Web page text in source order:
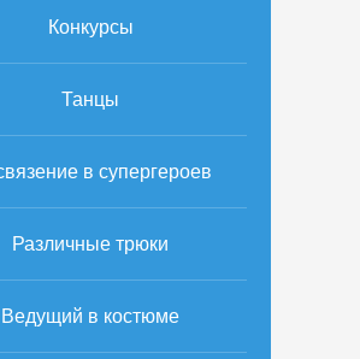
Конкурсы
Танцы
в супергероев
Различные трюки
Ведущий в костюме